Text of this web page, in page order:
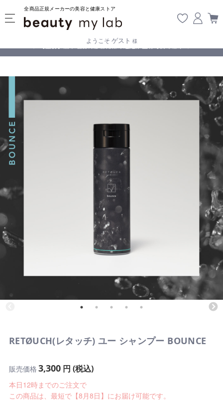
全商品正規メーカーの美容と健康ストア
ようこそ ゲスト 様
【重要】熊本地震の影響により遅延が生じております
RETØUCH(レタッチ) ユー シャンプー BOUNCE
販売価格 3,300円 (税込)
本日12時までのご注文で
この商品は、最短で【8月8日】にお届け可能です。